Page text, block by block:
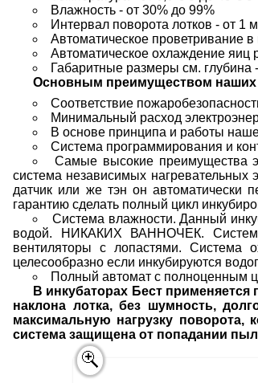
Влажность - от 30% до 99%
Интервал поворота лотков - от 1
Автоматическое проветривание
Автоматическое охлаждение яиц
Габаритные размеры см.
Основным преимуществом
Соответствие
Минимальный расход
В основе принципа и работы
Система программирования и
Самые высокие преимущества
система независимых нагревательных
датчик или же тэн он автоматически
гарантию сделать полный цикл
Система влажности. Данный
водой. НИКАКИХ ВАННОЧЕК.
вентиляторы с лопастями. Система
целесообразно если инкубируются
Полный автомат с полноценным
В инкубаторах Бест
наклона лотка, без шумность,
максимальную нагрузку поворота,
система защищена от попадании